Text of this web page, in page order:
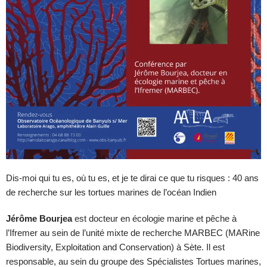
Dis-moi qui tu es, où tu es, et je te dirai ce que tu risques : 40 ans
de recherche sur les tortues marines de l’océan Indien
Jérôme Bourjeaest docteur en écologie marine et pêche à
l’Ifremer au sein de l’unité mixte de recherche MARBEC (MARine
Biodiversity, Exploitation and Conservation) à Sète. Il est
responsable, au sein du groupe des Spécialistes Tortues marines,